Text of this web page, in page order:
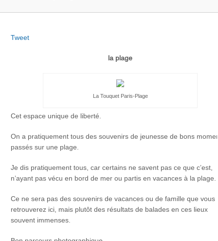
Tweet
la plage
La Touquet Paris-Plage
Cet espace unique de liberté.
On a pratiquement tous des souvenirs de jeunesse de bons
passés sur une plage.
Je dis pratiquement tous, car certains ne savent pas ce que c’est,
n’ayant pas vécu en bord de mer ou partis en vacances à la plage.
Ce ne sera pas des souvenirs de vacances ou de famille que vous
retrouverez ici, mais plutôt des résultats de balades en ces lieux
souvent immenses.